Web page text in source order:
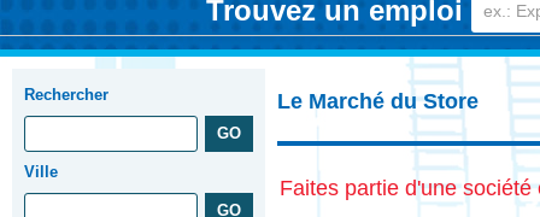
Trouvez un emploi
Rechercher
Ville
Le Marché du Store
Faites partie d'une